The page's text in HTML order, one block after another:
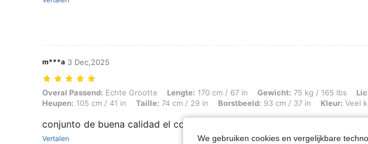
m***a 3 Dec,2025
Overal Passend: Echte Grootte, Lengte: 170 cm / 67 in, Gewicht: 75 kg / 165 lbs, Lichaamsvorm:
Overal Passend: Echte Grootte Lengte: 170 cm / 67 in Gewicht: 75 kg / 165 lbs
Heupen: 105 cm / 41 in Taille: 74 cm / 29 in Borstbeeld: 93 cm / 37 in Kleur: Veel
conjunto de buena calidad el color y diseño perfectos lo recomiendo
Vertalen
We gebruiken cookies en vergelijkbare